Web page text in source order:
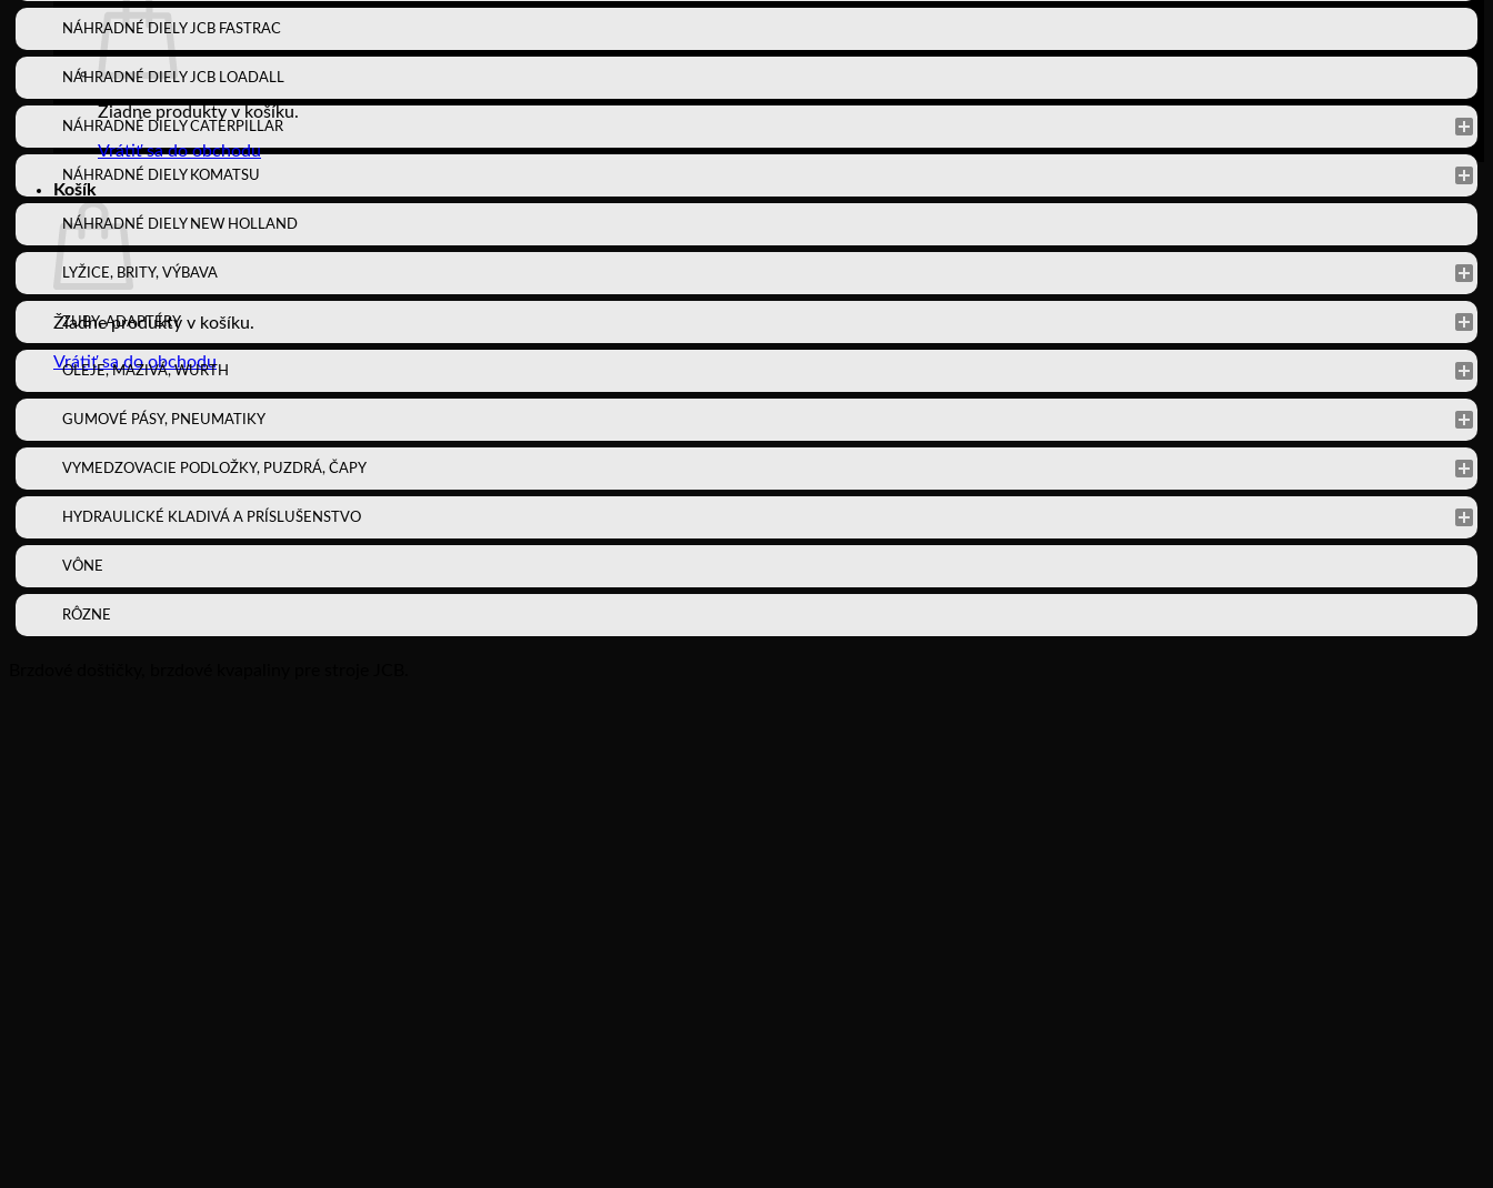
Žiadne produkty v košíku.
Vrátiť sa do obchodu
Košík
Žiadne produkty v košíku.
Vrátiť sa do obchodu
NÁHRADNÉ DIELY JCB FASTRAC
NÁHRADNÉ DIELY JCB LOADALL
NÁHRADNÉ DIELY CATERPILLAR
NÁHRADNÉ DIELY KOMATSU
NÁHRADNÉ DIELY NEW HOLLAND
LYŽICE, BRITY, VÝBAVA
ZUBY, ADAPTÉRY
OLEJE, MAZIVÁ, WURTH
GUMOVÉ PÁSY, PNEUMATIKY
VYMEDZOVACIE PODLOŽKY, PUZDRÁ, ČAPY
HYDRAULICKÉ KLADIVÁ A PRÍSLUŠENSTVO
VÔNE
RÔZNE